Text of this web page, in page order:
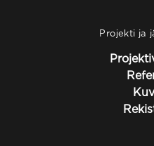
Projekti ja